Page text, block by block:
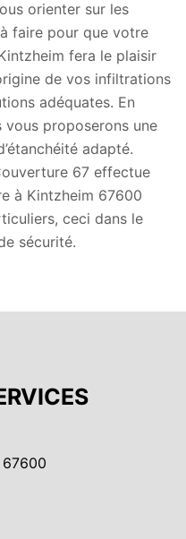
orienter sur les
faire pour que votre
fera le plaisir
de vos infiltrations
adéquates. En
proposerons une
adapté.
67 effectue
à Kintzheim 67600
ceci dans le
sécurité.